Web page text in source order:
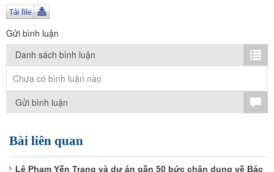
Gửi bình luận
Danh sách bình luận
Chưa có bình luận nào
Gửi bình luận
Bài liên quan
Lê Phạm Yến Trang và dự án gần 50 bức chân dung về Bác